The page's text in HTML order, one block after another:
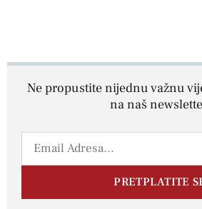
Ne propustite nijednu važnu
na naš
PRETPLATITE